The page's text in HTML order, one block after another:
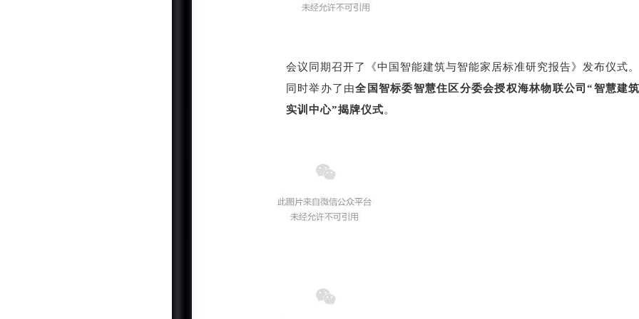
会议同期召开了《中国智能建筑与智能家居标准研究报告》发布仪式。
同时举办了由全国智标委智慧住区分委会授权海林物联公司“智慧建
实训中心”揭牌仪式。